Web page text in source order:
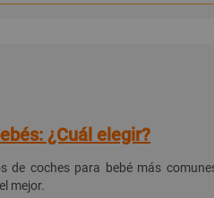
¿Cuál elegir?
de coches para bebé más
mejor.